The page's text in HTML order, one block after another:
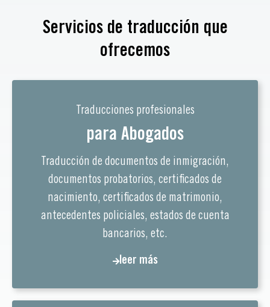
Servicios de traducción que
ofrecemos
Traducciones profesionales
para Abogados
Traducción de documentos de inmigración,
documentos probatorios, certificados de
nacimiento, certificados de matrimonio,
antecedentes policiales, estados de cuenta
bancarios, etc.
leer más